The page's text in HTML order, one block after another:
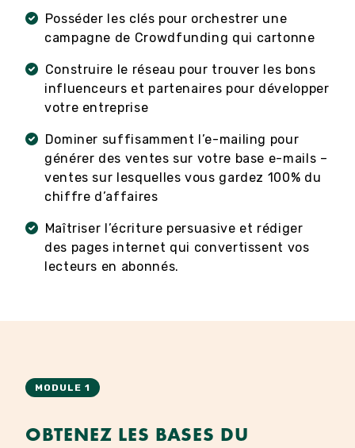
Posséder les clés pour orchestrer une
campagne de Crowdfunding qui cartonne
Construire le réseau pour trouver les bons
influenceurs et partenaires pour développer
votre entreprise
Dominer suffisamment l’e-mailing pour
générer des ventes sur votre base e-mails –
ventes sur lesquelles vous gardez 100% du
chiffre d’affaires
Maîtriser l’écriture persuasive et rédiger
des pages internet qui convertissent vos
lecteurs en abonnés.
MODULE 1
OBTENEZ LES BASES DU